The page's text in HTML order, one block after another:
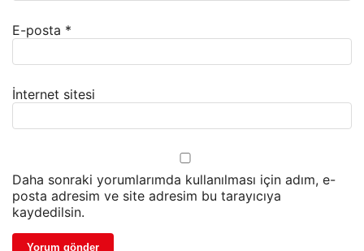
E-posta *
İnternet sitesi
Daha sonraki yorumlarımda kullanılması için adım, e-
posta adresim ve site adresim bu tarayıcıya
kaydedilsin.